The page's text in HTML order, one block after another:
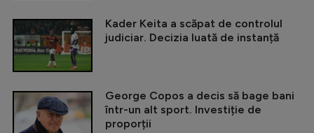
Kader Keita a scăpat de controlul
judiciar. Decizia luată de instanță
George Copos a decis să bage bani
într-un alt sport. Investiție de
proporții